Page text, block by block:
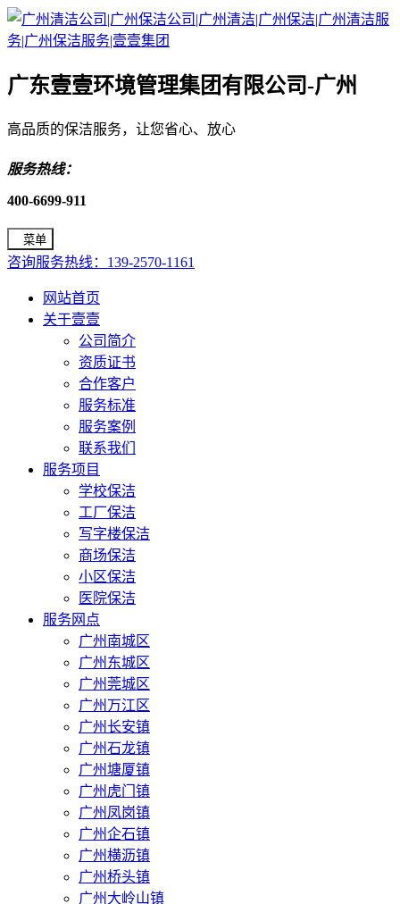
广东壹壹环境管理集团有限公司-广州
高品质的保洁服务，让您省心、放心
服务热线：
400-6699-911
菜单
咨询服务热线：139-2570-1161
网站首页
关于壹壹
公司简介
资质证书
合作客户
服务标准
服务案例
联系我们
服务项目
学校保洁
工厂保洁
写字楼保洁
商场保洁
小区保洁
医院保洁
服务网点
广州南城区
广州东城区
广州莞城区
广州万江区
广州长安镇
广州石龙镇
广州塘厦镇
广州虎门镇
广州凤岗镇
广州企石镇
广州横沥镇
广州桥头镇
广州大岭山镇